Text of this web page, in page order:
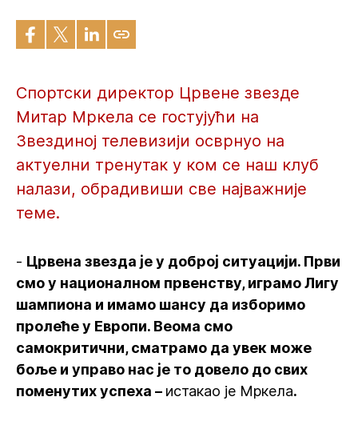
Спортски директор Црвене звезде
Митар Мркела се гостујући на
Звездиној телевизији осврнуо на
актуелни тренутак у ком се наш клуб
налази, обрадивиши све најважније
теме.
- Црвена звезда је у доброј ситуацији. Први
смо у националном првенству, играмо Лигу
шампиона и имамо шансу да изборимо
пролеће у Европи. Веома смо
самокритични, сматрамо да увек може
боље и управо нас је то довело до свих
поменутих успеха – истакао је Мркела.